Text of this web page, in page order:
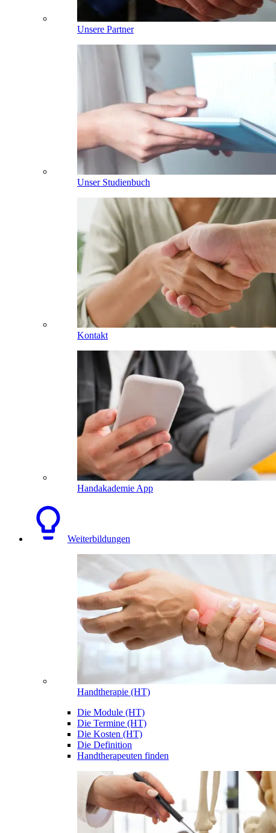
Unsere Partner
Unser Studienbuch
Kontakt
Handakademie App
Weiterbildungen
Handtherapie (HT)
Die Module (HT)
Die Termine (HT)
Die Kosten (HT)
Die Definition
Handtherapeuten finden